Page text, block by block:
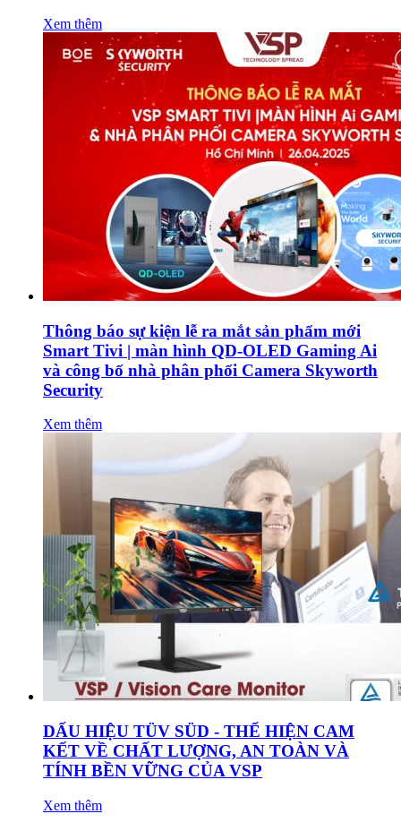
Xem thêm
Thông báo sự kiện lễ ra mắt sản phẩm mới
Smart Tivi | màn hình QD-OLED Gaming Ai
và công bố nhà phân phối Camera Skyworth
Security
Xem thêm
DẤU HIỆU TÜV SÜD - THỂ HIỆN CAM
KẾT VỀ CHẤT LƯỢNG, AN TOÀN VÀ
TÍNH BỀN VỮNG CỦA VSP
Xem thêm